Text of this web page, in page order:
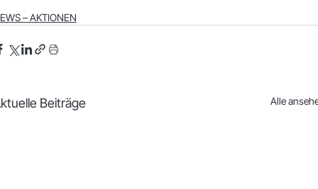
– AKTIONEN
Beiträge Alle